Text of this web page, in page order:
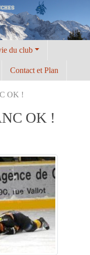
du club
Contact et Plan
OK !
OK !